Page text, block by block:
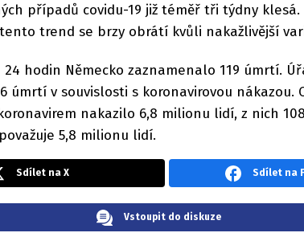
případů covidu-19 již téměř tři týdny
trend se brzy obrátí kvůli nakažlivější
hodin Německo zaznamenalo 119 úmrtí.
úmrtí v souvislosti s koronavirovou nákazou.
nakazilo 6,8 milionu lidí, z nich
5,8 milionu lidí.
Sdílet na X Sdílet na
Vstoupit do diskuze